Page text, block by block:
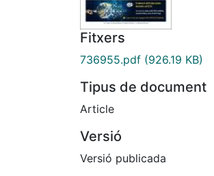
Fitxers
736955.pdf (926.19 KB)
Tipus de document
Article
Versió
Versió publicada